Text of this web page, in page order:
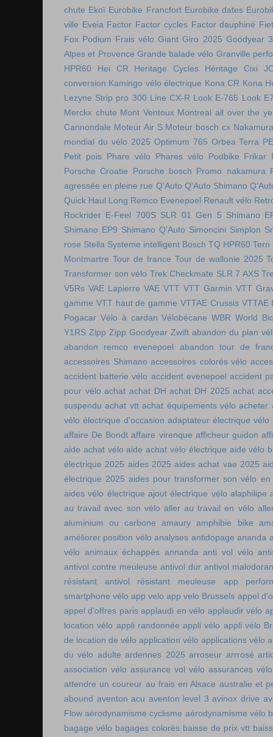
chute Ekoï Eurobike Francfort Eurobike dates
ville Eveia Factor Factor cycles Factor dauphiné
Fox Podium Frais vélo Giant Giro 2025 Goodyear
Alpes et Provence Grande balade vélo Granville
HPR60
Hei CR Heritage Cycles Héritage Cixi
conversion Kamingo vélo électrique Kona CR Kona
Lezyne Strip pro 300 Line CX-R Look E-765 Look
Merckx chute Mont Ventoux Montreal all over the
Cannondale Moteur Air S Moteur bosch cx
mondial du vélo 2025 Optimum 765 Orbea Terra
Petit pois Phare vélo Phares vélo Podbike Frikar
Porsche Croatie
Porsche bosch Promo nakamura
agressée en pleine rue Q'Auto Q'Auto Shimano
Quick Haul Long Remco Evenepoel Renault vélo
Rockrider E-Feel 700S SLR 01 Gen 5 Shimano
Shimano EP9 Shimano Q'Auto Simoncini Simplon
rose Stella Systeme intelligent Bosch TQ HPR60 Tern
Montmartre Tour de france Tour de wallonie 2025
Transformer son vélo Trek Checkmate SLR 7 AXS
V5Rs VAE Lapierre VAE VTT VTT Garmin VTT
gamme VTT haut de gamme VTTAE Crussis VTTAE
Pogacar Vélo à cardan Vélobécane WBR World
Y1RS Zipp Zipp Goodyear Zwift abandon du plan
abandon remco evenepoel
abandon tour de
accessoires Shimano accessoires colorés vélo
accident batterie vélo accident evenepoel accident
pour vélo achat achat DH achat DH 2025 achat
suspendu achat vtt achat équipements vélo acheter
vélo électrique d'occasion adaptateur électrique vélo
affaire De Bondt affaire virenque afficheur guidon
aide achat vélo aide achat vélo électrique aide vélo
électrique 2025 aides 2025 aides achat vae 2025
électrique 2025 aides pour transformer son vélo en
aides vélo électrique ajout électrique vélo alaphilipe
au travail avec son vélo aller au travail en vélo
aluminium ou carbone
amaury amphibie bike
améliorer position vélo analyses antidopage ananda
vélo animaux échappés annanda anti vol vélo
antivol contre meuleuse antivol dur antivol
résistant
antivol résistant meuleuse
app
smartphone vélo app velo app velo Brussels appel
appel d'offres paris applaudi en vélo applaudir vélo
location vélo appli randonnée appli vélo appli vélo
de location de vélo application vélo applications vélo
du vélo adulte ardennes 2025 arroseur arrrosé
association vélo assurance vol vélo assurances vélo
attendre un coureur au frais en Alsace australie et
abound aventon acu aventon level 3 avinox drive
Flow aérodynamisme cyclisme aérodynamisme vélo
bagage vélo bagages colorés baisse de prix vtt